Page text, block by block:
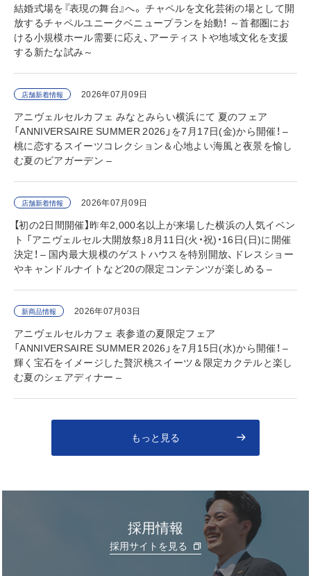
結婚式場を『表現の舞台』へ。 チャペルを文化芸術の場として開
放するチャペルユニークベニュープランを始動！ ～首都圏にお
ける小規模ホール需要に応え、アーティストや地域文化を支援
する新たな試み～
店舗新着情報 2026年07月09日
アニヴェルセルカフェ みなとみらい横浜にて 夏のフェア
「ANNIVERSAIRE SUMMER 2026」を7月17日(金)から開催！ –
桃に恋するスイーツコレクション＆心地よい海風と夜景を愉し
む夏のビアガーデン –
店舗新着情報 2026年07月09日
【初の2日間開催】昨年2,000名以上が来場した横浜の人気イベン
ト 「アニヴェルセル大開放祭」8月11日(火・祝)・16日(日)に開催
決定！ – 国内最大規模のゲストハウスを特別開放、ドレスショー
やキャンドルナイトなど20の限定コンテンツが楽しめる –
新商品情報 2026年07月03日
アニヴェルセルカフェ 表参道の夏限定フェア
「ANNIVERSAIRE SUMMER 2026」を7月15日(水)から開催！ –
輝く宝石をイメージした贅沢桃スイーツ＆限定カクテルと楽し
む夏のシェアディナー –
もっと見る
採用情報
採用サイトを見る